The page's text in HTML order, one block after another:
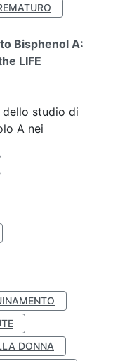
Bisphenol A:
LIFE
dello studio di
A nei
DONNA